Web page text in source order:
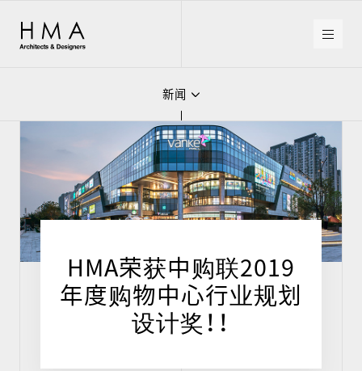
HMA
Architects
&
新闻
媒体
HMA荣获中购联2019
年度购物中心行业规划
设计奖！！